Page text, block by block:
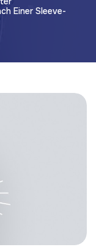
Einer Sleeve-